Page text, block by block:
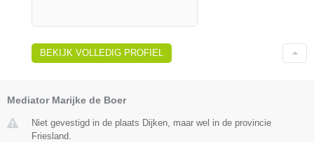
BEKIJK VOLLEDIG PROFIEL
Mediator Marijke de Boer
Niet gevestigd in de plaats Dijken, maar wel in de provincie
Friesland.